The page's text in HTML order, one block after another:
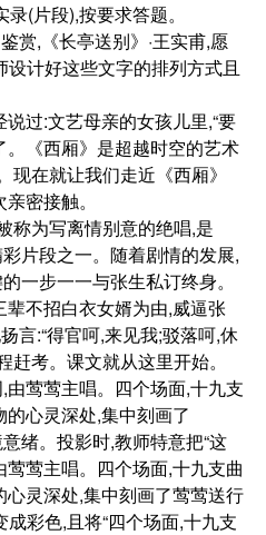
(片段),按要求答题。
赏,《长亭送别》·王实甫,愿
设计好这些文字的排列方式且
过:文艺母亲的女孩儿里,“要
《西厢》是超越时空的艺术
现在就让我们走近《西厢》
密接触。
称为写离情别意的绝唱,是
片段之一。随着剧情的发展,
一步一一与张生私订终身。
不招白衣女婿为由,威逼张
言:“得官呵,来见我;驳落呵,休
赶考。课文就从这里开始。
莺莺主唱。四个场面,十九支
心灵深处,集中刻画了
绪。投影时,教师特意把“这
莺主唱。四个场面,十九支曲
灵深处,集中刻画了莺莺送行
彩色,且将“四个场面,十九支